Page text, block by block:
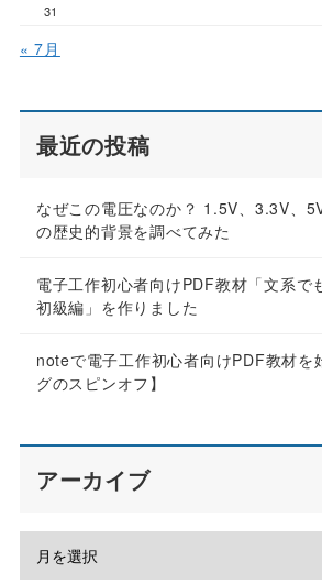
31
« 7月
最近の投稿
なぜこの電圧なのか？ 1.5V、3.3V、
の歴史的背景を調べてみた
電子工作初心者向けPDF教材「文系で
初級編」を作りました
noteで電子工作初心者向けPDF教材を
グのスピンオフ】
アーカイブ